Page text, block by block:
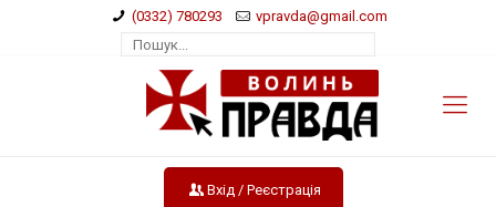
(0332) 780293 vpravda@gmail.com
Вхід / Реєстрація